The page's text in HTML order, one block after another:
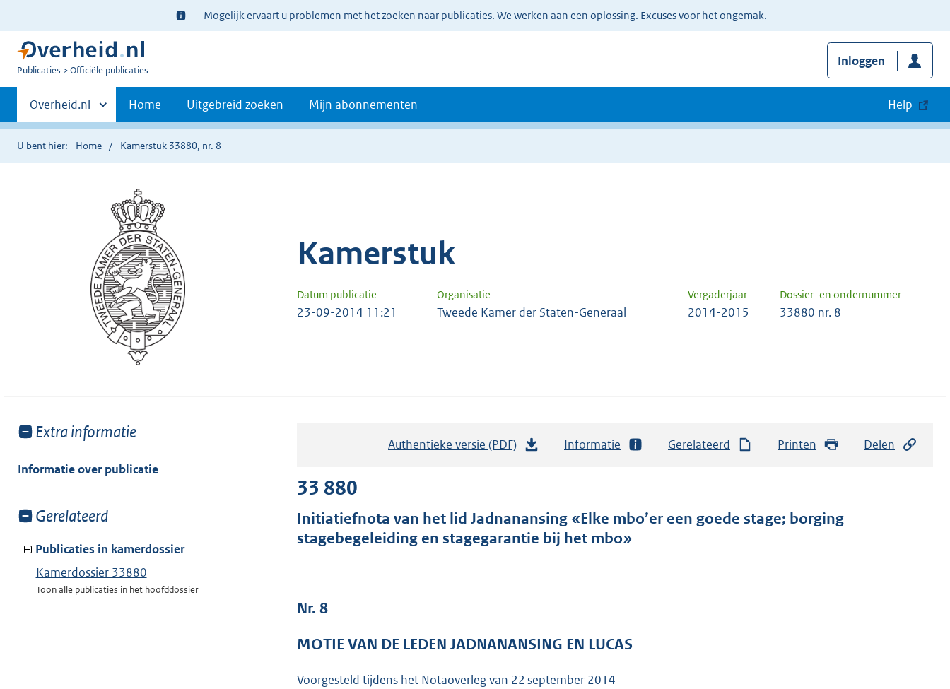
Ter
informatie:
Mogelijk ervaart u problemen met het zoeken naar publicaties. We werken aan een oplossing. Excuses voor het ongemak.
U
Publicaties Officiële publicaties
Inloggen
Primaire
navigatie
Andere
sites
binnen
Overheid.nl Home Uitgebreid zoeken Mijn abonnementen Help
U bent hier: Home Kamerstuk 33880, nr. 8
Kamerstuk
Datum publicatie Organisatie Vergaderjaar Dossier- en ondernummer
23-09-2014 11:21 Tweede Kamer der Staten-Generaal 2014-2015 33880 nr. 8
Toon
van:
Extra informatie
Informatie over publicatie
Toon
van:
Gerelateerd
Publicaties in kamerdossier
Kamerdossier 33880
Toon alle publicaties in het hoofddossier
Authentieke versie (PDF)
a
n
o
o
t
Informatie Gerelateerd Printen Delen
33 880
Initiatiefnota van het lid Jadnanansing «Elke mbo’er een goede stage; borging
stagebegeleiding en stagegarantie bij het mbo»
Nr. 8
MOTIE VAN DE LEDEN JADNANANSING EN LUCAS
Voorgesteld tijdens het Notaoverleg van 22 september 2014